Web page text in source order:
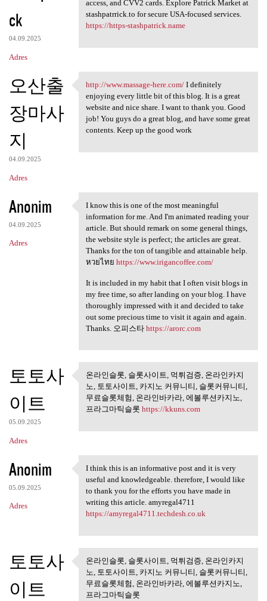
ck
04.09.2025
Adres
access, and CVV2 cards. Explore Patrick Market at
stashpatrrick.to for secure USA-focused services.
https://https-stashpatrick.name
오산출
장마사
지
04.09.2025
Adres
http://www.massage-here.com/
http://www.massage-here.com/I definitely
enjoying every little bit of this blog. It is a great
website and nice share. I want to thank you. Good
job! You guys do a great blog, and have some great
contents. Keep up the good work
Anonim
04.09.2025
Adres
I know this is one of the
I know this is one of the most meaningful
information for me. And I'm animated reading your
article. But should remark on some general things,
the website style is perfect; the articles are great.
Thanks for the ton of tangible and attainable help.
หวยไทย https://www.irigancoffee.com/
It is included in my habit that I often visit blogs in
my free time, so after landing on your blog. I have
thoroughly impressed with it and decided to take
out some precious time to visit it again and again.
Thanks. 오피스타 https://arorc.com
토토사
이트
05.09.2025
Adres
온라인슬롯, 슬롯사이트, 먹튀검
증, 온라인카지노,
온라인슬롯, 슬롯사이트, 먹튀검증, 온라인카지
노, 토토사이트, 카지노 커뮤니티, 슬롯커뮤니티,
무료슬롯체험, 온라인바카라, 에볼루션카지노,
프라그마틱슬롯 https://kkuns.com
Anonim
05.09.2025
Adres
I think this is an
I think this is an informative post and it is very
useful and knowledgeable. therefore, I would like
to thank you for the efforts you have made in
writing this article. amyregal4711
https://amyregal4711.techdesh.co.uk
토토사
이트
온라인슬롯, 슬롯사이트, 먹튀검
증, 온라인카지노,
온라인슬롯, 슬롯사이트, 먹튀검증, 온라인카지
노, 토토사이트, 카지노 커뮤니티, 슬롯커뮤니티,
무료슬롯체험, 온라인바카라, 에볼루션카지노,
프라그마틱슬롯